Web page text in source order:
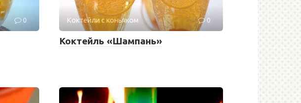
0 Коктейли с коньяком 0
Коктейль «Шампань»